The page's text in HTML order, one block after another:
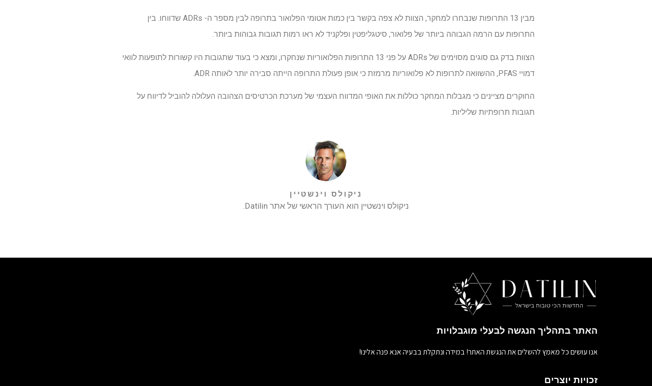
מבין 13 התרופות שנבחרו למחקר, הצוות לא צפה בקשר בין כמות אטומי הפלואור בתרופה לבין מספר ה- ADRs שדווחו. בין
התרופות עם הרמה הגבוהה ביותר של פלואור, סיטגליפטין ופלקניד לא ראו רמות תגובות גבוהות ביותר.
הצוות בדק גם סוגים מסוימים של ADRs על פני 13 התרופות הפלואוריות שנחקרו, ומצא כי בעוד שתגובות היו קשורות לתופעות לוואי
דמויי PFAS, ההשוואה לתרופות לא פלואוריות מרמזת כי אופן פעולת התרופה הייתה סבירה יותר לאותה ADR.
החוקרים מציינים כי מגבלות המחקר כוללות את האופי המדווח העצמי של מערכת הכרטיסים הצהובה העלולה להוביל לדיווח על
תגובות תרופתיות שליליות.
ניקולס וינשטיין
ניקולס וינשטיין הוא העורך הראשי של אתר Datilin.
האתר בתהליך הנגשה לבעלי מוגבלויות
אנו עושים כל מאמץ להשלים את הנגשת האתר! במידה ונתקלת בבעיה אנא פנה אלינו!
זכויות יוצרים